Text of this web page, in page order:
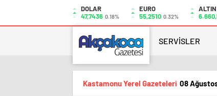
DOLAR
47,7436 0.18%
EURO
55,2510 0.32%
ALTIN
SERVİSLER
Kastamonu Yerel Gazeteleri 08